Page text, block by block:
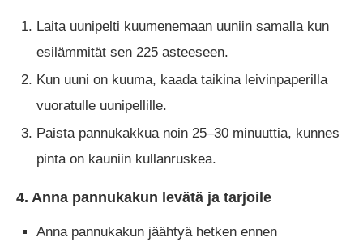
Laita uunipelti kuumenemaan uuniin samalla kun
esilämmität sen 225 asteeseen.
Kun uuni on kuuma, kaada taikina leivinpaperilla
vuoratulle uunipellille.
Paista pannukakkua noin 25–30 minuuttia, kunnes
pinta on kauniin kullanruskea.
4. Anna pannukakun levätä ja tarjoile
Anna pannukakun jäähtyä hetken ennen